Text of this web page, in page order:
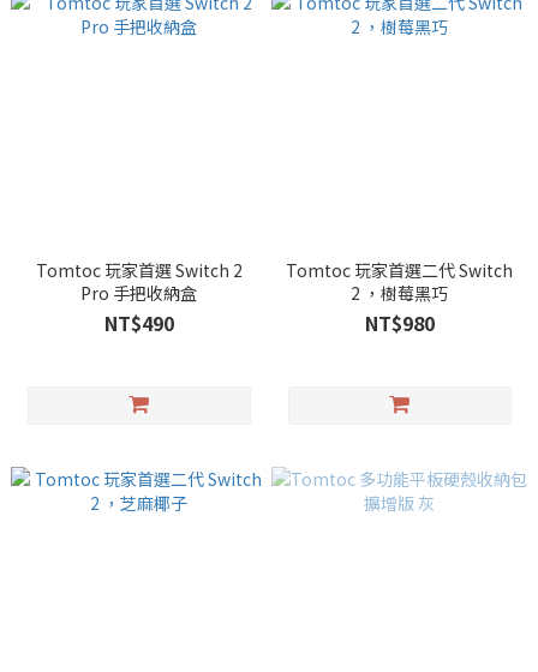
Tomtoc 玩家首選 Switch 2
Pro 手把收納盒
NT$490
Tomtoc 玩家首選二代 Switch
2 ，樹莓黑巧
NT$980